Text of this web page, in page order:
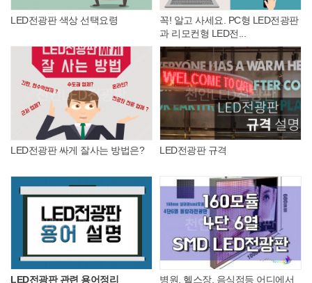
LED전광판 색상 선택요령
꼭! 알고 사세요. PC형 LED전광판
과 리모컨형 LED전...
LED전광판 싸게 잘사는 방법은? LED전광판 규격
LED전광판 관련 용어정리
병원, 헬스장, 음식점등 어디에서